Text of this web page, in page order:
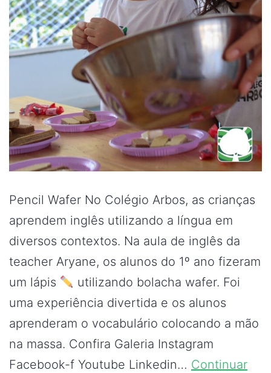
Pencil Wafer No Colégio Arbos, as crianças
aprendem inglês utilizando a língua em
diversos contextos. Na aula de inglês da
teacher Aryane, os alunos do 1º ano fizeram
um lápis
utilizando bolacha wafer. Foi
uma experiência divertida e os alunos
aprenderam o vocabulário colocando a mão
na massa. Confira Galeria Instagram
Facebook-f Youtube Linkedin… Continuar